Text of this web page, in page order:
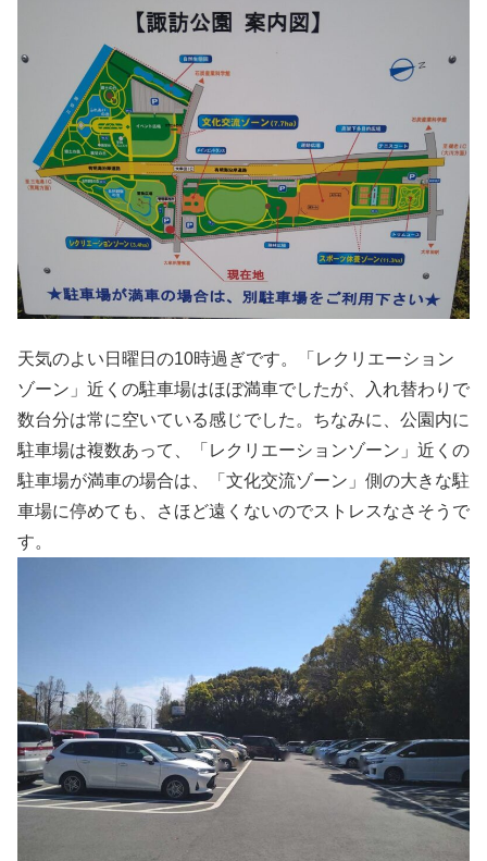
天気のよい日曜日の10時過ぎです。「レクリエーション
ゾーン」近くの駐車場はほぼ満車でしたが、入れ替わりで
数台分は常に空いている感じでした。ちなみに、公園内に
駐車場は複数あって、「レクリエーションゾーン」近くの
駐車場が満車の場合は、「文化交流ゾーン」側の大きな駐
車場に停めても、さほど遠くないのでストレスなさそうで
す。